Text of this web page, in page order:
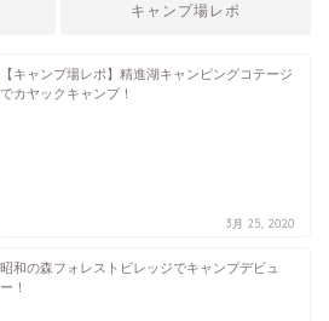
キャンプ場レポ
【キャンプ場レポ】精進湖キャンピングコテージ
でカヤックキャンプ！
3月 25, 2020
昭和の森フォレストビレッジでキャンプデビュ
ー！